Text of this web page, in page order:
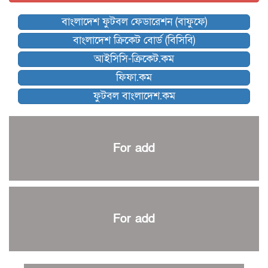
কিংস অ্যারেনায় ফাইনাল খেলবে না মোহামেডান!
কিউট-ডিআরইউ দাবায় মোরসালিন চ্যাম্পিয়ন
ব্রাদার্সকে হারিয়ে ফাইনালে মোহামেডান
নেইমারকে নিয়েই বিশ্বকাপে ব্রাজিলের প্রাথমিক স্কোয়াড
আর্জেন্টিনার ৫৫ সদস্যের প্রাথমিক দল ঘোষণা
পাকিস্তানের বিপক্ষে ঐতিহাসিক জয়ে ক্রীড়া প্রতিমন্ত্রীর অভিনন্দন
শান্ত-মুমিনুলদের ব্যাটে প্রথম দিন বাংলাদেশের
প্রচার বিমুখ এক ক্রীড়া অন্তপ্রাণ সংগঠক
বাংলাদেশ ফুটবল ফেডারেশন (বাফুফে)
বাংলাদেশ ক্রিকেট বোর্ড (বিসিবি)
আইসিসি-ক্রিকেট.কম
ফিফা.কম
ফুটবল বাংলাদেশ.কম
For add
For add